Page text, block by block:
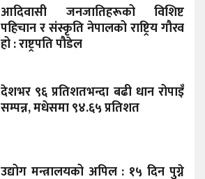
आदिवासी जनजातिहरूको विशिष्ट
पहिचान र संस्कृति नेपालको राष्ट्रिय गौरव
हो : राष्ट्रपति पौडेल
देशभर ९६ प्रतिशतभन्दा बढी धान रोपाइँ
सम्पन्न, मधेसमा ९४.६५ प्रतिशत
उद्योग मन्त्रालयको अपिल : १५ दिन पुग्ने